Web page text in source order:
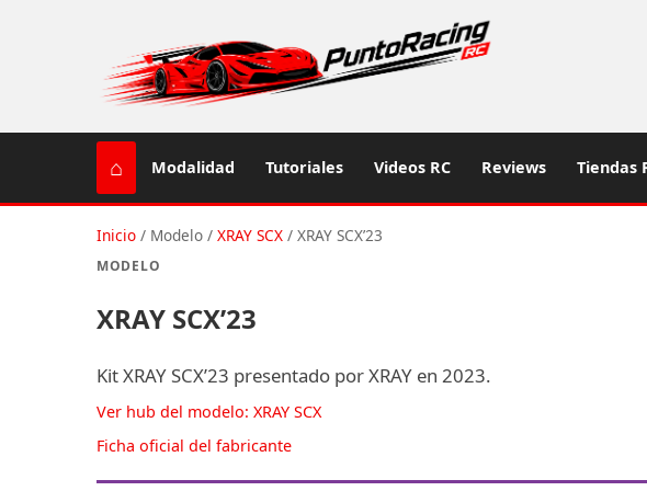
⌂ Modalidad Tutoriales Videos RC Reviews Tiendas
Inicio / Modelo / XRAY SCX / XRAY SCX’23
MODELO
XRAY SCX’23
Kit XRAY SCX’23 presentado por XRAY en 2023.
Ver hub del modelo: XRAY SCX
Ficha oficial del fabricante